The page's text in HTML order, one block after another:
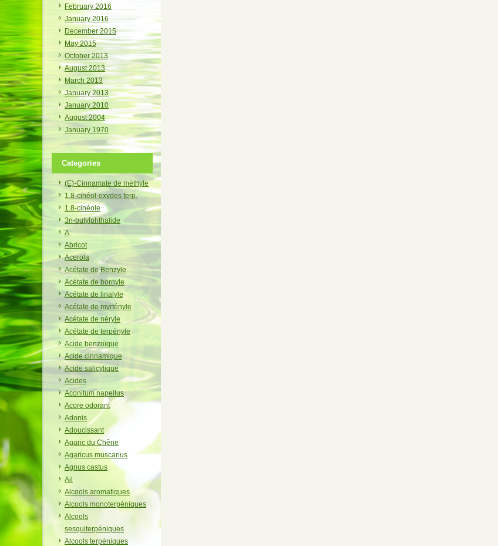
February 2016
January 2016
December 2015
May 2015
October 2013
August 2013
March 2013
January 2013
January 2010
August 2004
January 1970
Categories
(E)-Cinnamate de méthyle
1.8-cinéol-oxydes terp.
1.8-cinéole
3n-butylphthalide
A
Abricot
Acerola
Acétate de Benzyle
Acétate de bornyle
Acétate de linalyle
Acétate de myrtényle
Acétate de néryle
Acétate de terpényle
Acide benzoïque
Acide cinnamique
Acide salicylique
Acides
Aconitum napellus
Acore odorant
Adonis
Adoucissant
Agaric du Chêne
Agaricus muscarius
Agnus castus
Ail
Alcools aromatiques
Alcools monoterpéniques
Alcools
sesquiterpéniques
Alcools terpéniques